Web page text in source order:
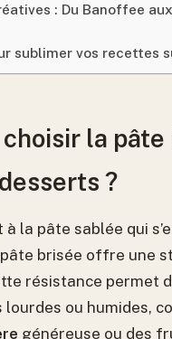
: Du Banoffee
sublimer vos recettes
choisir la
?
la pâte sablée qui
brisée offre une
résistance permet
ou humides,
généreuse ou des